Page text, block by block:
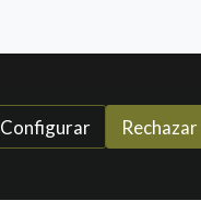
Configurar Rechazar